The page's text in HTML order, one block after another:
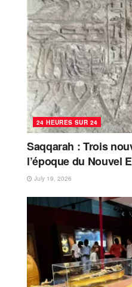
24 HEURES SUR 24
Saqqarah : Trois
l’époque du Nouvel
July 19, 2026